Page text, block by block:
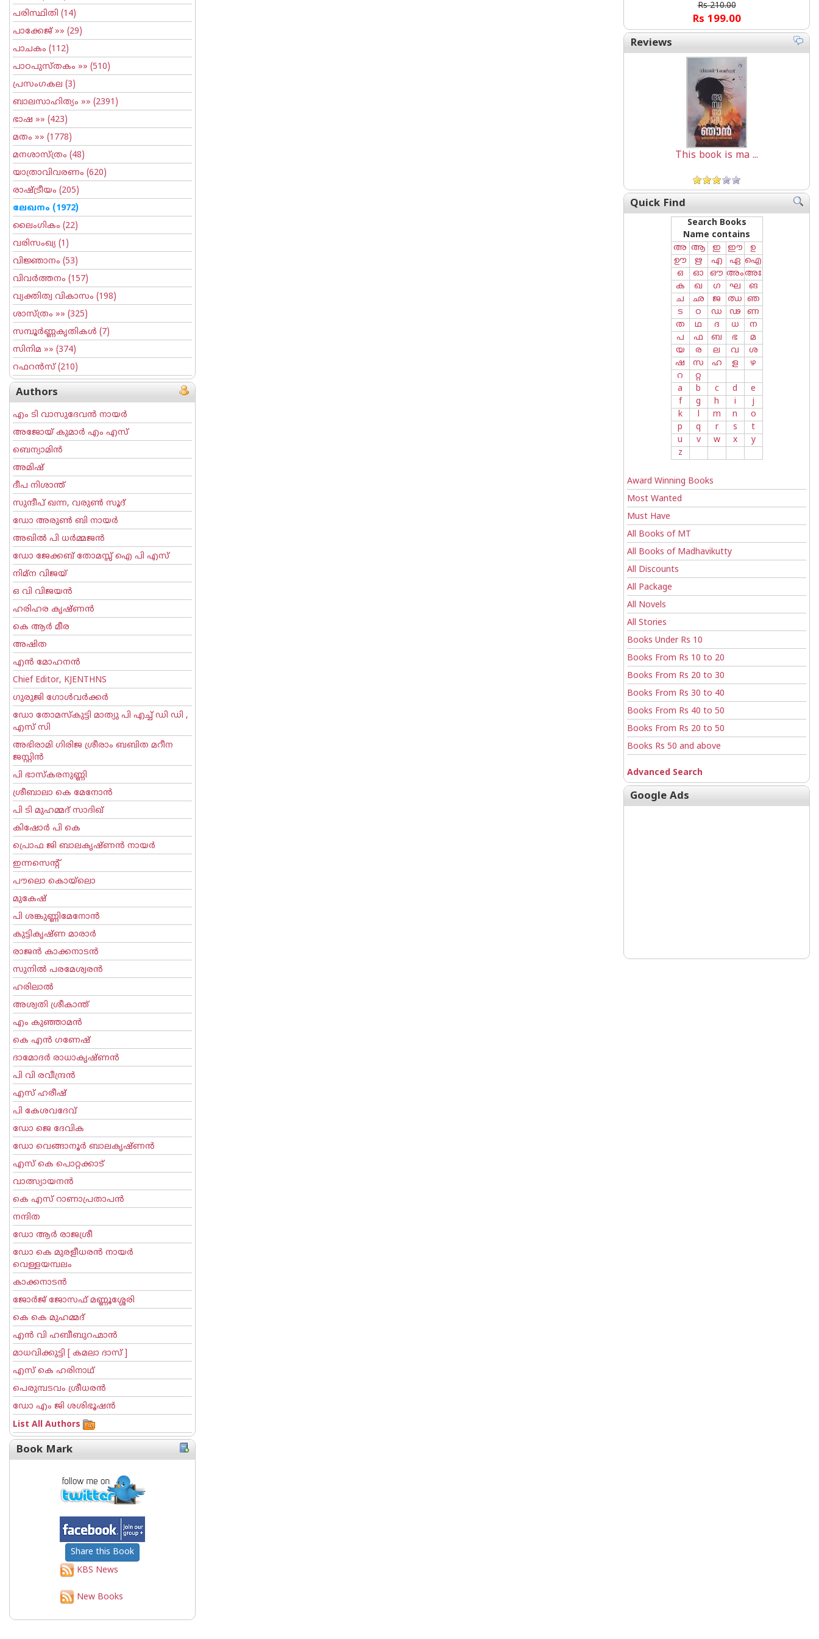
പരിസ്ഥിതി (14)
പാക്കേജ് »» (29)
പാചകം (112)
പാഠപുസ്തകം »» (510)
പ്രസംഗകല (3)
ബാലസാഹിത്യം »» (2391)
ഭാഷ »» (423)
മതം »» (1778)
മനശാസ്ത്രം (48)
യാത്രാവിവരണം (620)
രാഷ്ട്രീയം (205)
ലേഖനം (1972)
ലൈംഗികം (22)
വരിസംഖ്യ (1)
വിജ്ഞാനം (53)
വിവര്‍ത്തനം (157)
വ്യക്തിത്വ വികാസം (198)
ശാസ്ത്രം »» (325)
സമ്പൂര്‍ണ്ണകൃതികള്‍ (7)
സിനിമ »» (374)
റഫറന്‍സ്(210)
Authors
എം ടി വാസുദേവന്‍ നായര്‍
അജോയ് കുമാര്‍ എം എസ്
ബെന്യാമിന്‍
അമിഷ്
ദീപ നിശാന്ത്
സുന്ദീപ് ഖന്ന, വരുൺ സൂദ്
ഡോ അരുണ്‍ ബി നായര്‍
അഖില്‍ പി ധര്‍മ്മജന്‍
ഡോ ജേക്കബ് തോമസ്സ് ഐ പി എസ്
നിമ്ന വിജയ്
ഒ വി വിജയന്‍
ഹരിഹര കൃഷ്ണൻ
കെ ആര്‍ മീര
അഷിത
എന്‍ മോഹനന്‍
Chief Editor, KJENTHNS
ഗുരുജി ഗോള്‍‌വര്‍ക്കര്‍
ഡോ തോമസ്കുട്ടി മാത്യു പി എച്ച് ഡി ഡി ,
എസ് സി
അഭിരാമി ഗിരിജ ശ്രീരാം ബബിത മറീന
ജസ്റ്റിന്‍
പി ഭാസ്കരനുണ്ണി
ശ്രീബാലാ കെ മേനോന്‍
പി ടി മുഹമ്മദ് സാദിഖ്‌
കിഷോർ പി കെ
പ്രൊഫ ജി ബാലകൃഷ്ണന്‍ നായര്‍
ഇന്നസെന്റ്‌
പൗലൊ കൊയ്ലൊ
മുകേഷ്
പി ശങ്കുണ്ണിമേനോന്‍
കുട്ടികൃഷ്ണ മാരാര്‍
രാജന്‍ കാക്കനാടന്‍
സുനില്‍ പരമേശ്വരന്‍
ഹരിലാല്‍
അശ്വതി ശ്രീകാന്ത്
എം കുഞ്ഞാമന്‍
കെ എന്‍ ഗണേഷ്
ദാമോദർ രാധാകൃഷ്ണൻ
പി വി രവീന്ദ്രന്‍
എസ് ഹരീഷ്
പി കേശവദേവ്‌
ഡോ ജെ ദേവിക
ഡോ വെങ്ങാനൂര്‍ ബാലകൃഷ്ണന്‍
എസ്‌ കെ പൊറ്റക്കാട്‌
വാത്സ്യായനന്‍
കെ എസ് റാണാപ്രതാപന്‍
നന്ദിത
ഡോ ആര്‍ രാജശ്രീ
ഡോ കെ മുരളീധരന്‍ നായര്‍
വെള്ളയമ്പലം
കാക്കനാടന്‍
ജോര്‍ജ് ജോസഫ് മണ്ണൂശ്ശേരി
കെ കെ മുഹമ്മദ്
എന്‍ വി ഹബീബുറഹ്മാന്‍
മാധവിക്കുട്ടി [ കമലാ ദാസ് ]
എസ് കെ ഹരിനാഥ്
പെരുമ്പടവം ശ്രീധര‌ന്‍
ഡോ എം ജി ശശിഭൂഷന്‍
List All Authors
Book Mark
Share this Book
KBS News
New Books
Rs 210.00
Rs 199.00
Reviews
This book is ma ...
Quick Find
Search Books
Name contains
അ ആ ഇ ഈ
ഉ
ഊ
ഋ എ ഏ ഐ
ഒ
ഓ ഔ അംഅഃ
ക
ഖ ഗ ഘ
ങ
ച
ഛ ജ ഝ ഞ
ട
ഠ ഡ ഢ
ണ
ത
ഥ ദ ധ
ന
പ
ഫ ബ ഭ
മ
യ
ര ല വ
ശ
ഷ
സ ഹ ള
ഴ
റ
റ്റ
a
b c d
e
f
g h i
j
k
l m n
o
p
q r s
t
u
v w x
y
z
Award Winning Books
Most Wanted
Must Have
All Books of MT
All Books of Madhavikutty
All Discounts
All Package
All Novels
All Stories
Books Under Rs 10
Books From Rs 10 to 20
Books From Rs 20 to 30
Books From Rs 30 to 40
Books From Rs 40 to 50
Books From Rs 20 to 50
Books Rs 50 and above
Advanced Search
Google Ads